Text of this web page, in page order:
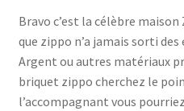
Bravo c’est la célèbre
que zippo n’a jamais sorti
Argent ou autres matériaux
briquet zippo cherchez le
l’accompagnant vous